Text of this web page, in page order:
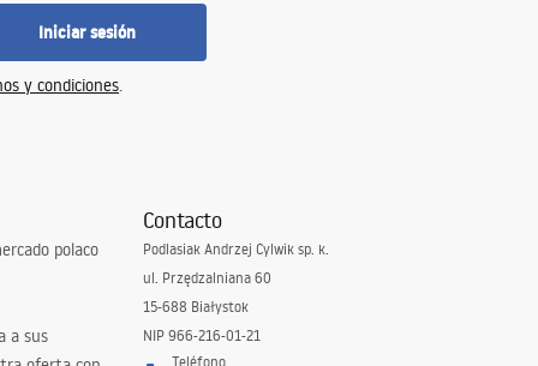
Iniciar sesión
y condiciones.
polaco
a sus
Contacto
Podlasiak Andrzej Cylwik sp. k.
ul. Przędzalniana 60
15-688 Białystok
NIP 966-216-01-21
Teléfono